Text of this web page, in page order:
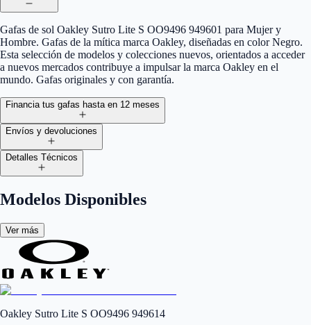
Gafas de sol Oakley Sutro Lite S OO9496 949601 para Mujer y
Hombre. Gafas de la mítica marca Oakley, diseñadas en color Negro.
Esta selección de modelos y colecciones nuevos, orientados a acceder
a nuevos mercados contribuye a impulsar la marca Oakley en el
mundo. Gafas originales y con garantía.
Financia tus gafas hasta en 12 meses
Envíos y devoluciones
Detalles Técnicos
Modelos Disponibles
Ver más
Oakley Sutro Lite S OO9496 949614